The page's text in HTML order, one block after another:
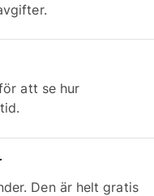
att se hur
Den är helt gratis